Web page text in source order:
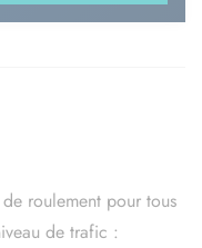
roulement pour tous
de trafic :